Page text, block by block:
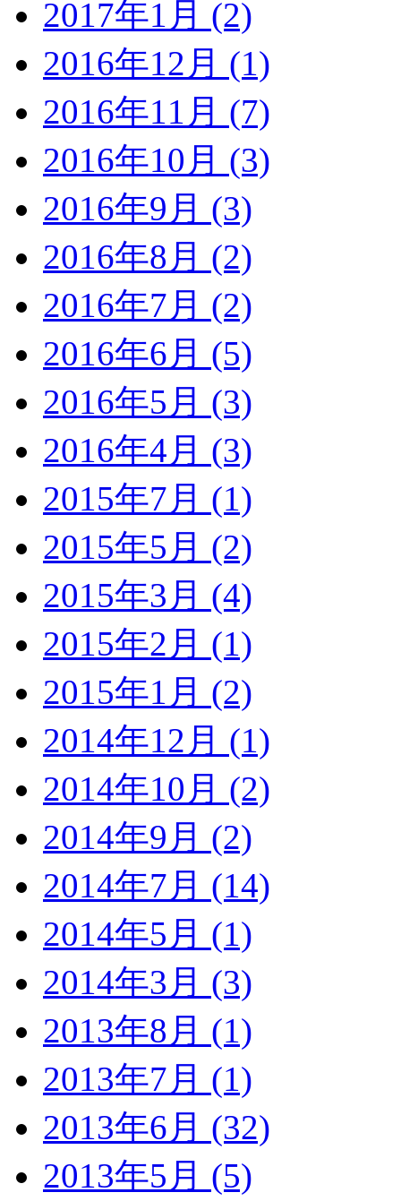
2017年1月 (2)
2016年12月 (1)
2016年11月 (7)
2016年10月 (3)
2016年9月 (3)
2016年8月 (2)
2016年7月 (2)
2016年6月 (5)
2016年5月 (3)
2016年4月 (3)
2015年7月 (1)
2015年5月 (2)
2015年3月 (4)
2015年2月 (1)
2015年1月 (2)
2014年12月 (1)
2014年10月 (2)
2014年9月 (2)
2014年7月 (14)
2014年5月 (1)
2014年3月 (3)
2013年8月 (1)
2013年7月 (1)
2013年6月 (32)
2013年5月 (5)